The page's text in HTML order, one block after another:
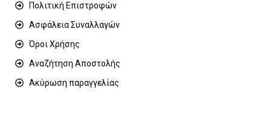
Πολιτική Επιστροφών
Ασφάλεια Συναλλαγών
Όροι Χρήσης
Αναζήτηση Αποστολής
Ακύρωση παραγγελίας